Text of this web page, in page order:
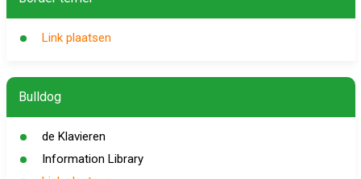
Link plaatsen
Bulldog
de Klavieren
Information Library